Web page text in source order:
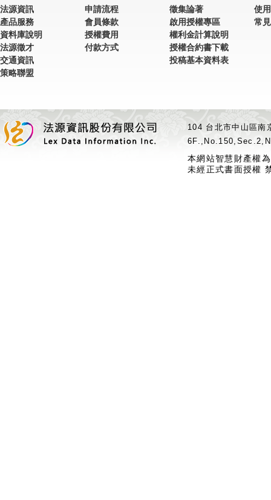
法源資訊
產品服務
資料庫說明
法源徵才
交通資訊
策略聯盟
申請流程
會員條款
授權費用
付款方式
徵集論著
啟用授權專區
權利金計算說明
授權合約書下載
投稿基本資料表
使
常
104 台北市中山區
本網站智慧財產權
未經正式書面授權